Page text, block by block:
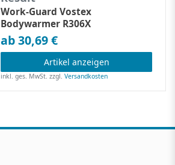
Work-Guard Vostex
Bodywarmer R306X
ab 30,69 €
Artikel anzeigen
inkl. ges. MwSt. zzgl.Versandkosten